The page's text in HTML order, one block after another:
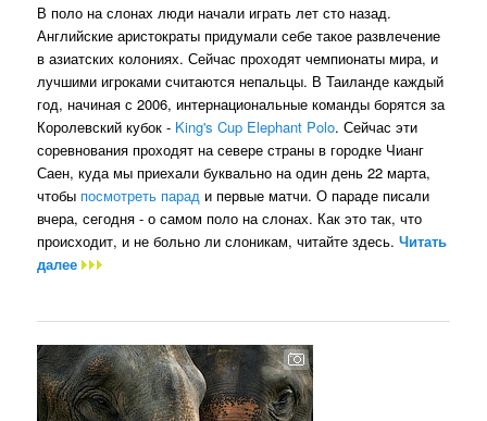
В поло на слонах люди начали играть лет сто назад.
Английские аристократы придумали себе такое развлечение
в азиатских колониях. Сейчас проходят чемпионаты мира, и
лучшими игроками считаются непальцы. В Таиланде каждый
год, начиная с 2006, интернациональные команды борятся за
Королевский кубок - King's Cup Elephant Polo. Сейчас эти
соревнования проходят на севере страны в городке Чианг
Саен, куда мы приехали буквально на один день 22 марта,
чтобы посмотреть парад и первые матчи. О параде писали
вчера, сегодня - о самом поло на слонах. Как это так, что
происходит, и не больно ли слоникам, читайте здесь.Читать
далее